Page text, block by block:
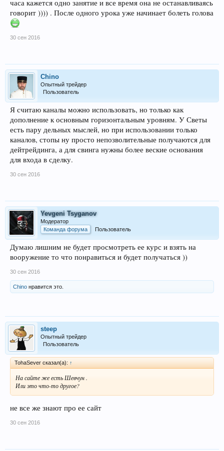
часа кажется одно занятие и все время она не останавливаясь
говорит )))) . После одного урока уже начинает болеть голова
30 сен 2016
Chino
Опытный трейдер
Пользователь
Я считаю каналы можно использовать, но только как
дополнение к основным горизонтальным уровням. У Светы
есть пару дельных мыслей, но при использовании только
каналов, стопы ну просто непозволительные получаются для
дейтрейдинга, а для свинга нужны более веские основания
для входа в сделку.
30 сен 2016
Yevgeni Tsyganov
Модератор
Команда форума
Пользователь
Думаю лишним не будет просмотреть ее курс и взять на
вооружение то что понравиться и будет получаться ))
30 сен 2016
Chino нравится это.
steep
Опытный трейдер
Пользователь
TohaSever сказал(а): ↑
На сайте же есть Шевчун .
Или это что-то другое?
не все же знают про ее сайт
30 сен 2016